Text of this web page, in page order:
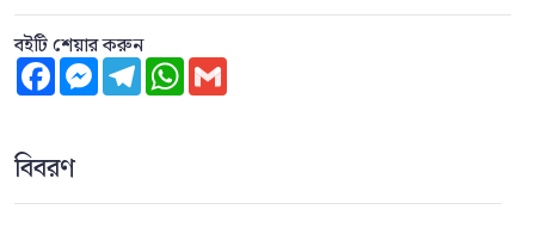
বইটি শেয়ার করুন
FacebookMessengerTelegramWhatsApp
বিবরণ